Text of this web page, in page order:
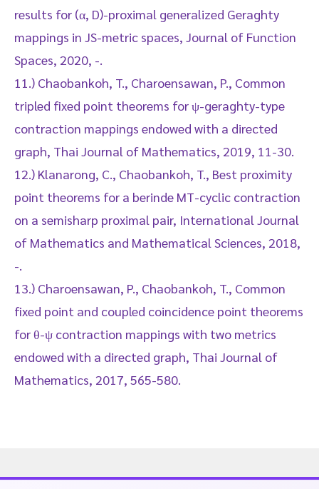
results for (α, D)-proximal generalized Geraghty
mappings in JS-metric spaces, Journal of Function
Spaces, 2020, -.
11.) Chaobankoh, T., Charoensawan, P., Common
tripled fixed point theorems for ψ-geraghty-type
contraction mappings endowed with a directed
graph, Thai Journal of Mathematics, 2019, 11-30.
12.) Klanarong, C., Chaobankoh, T., Best proximity
point theorems for a berinde MT-cyclic contraction
on a semisharp proximal pair, International Journal
of Mathematics and Mathematical Sciences, 2018,
-.
13.) Charoensawan, P., Chaobankoh, T., Common
fixed point and coupled coincidence point theorems
for θ-ψ contraction mappings with two metrics
endowed with a directed graph, Thai Journal of
Mathematics, 2017, 565-580.